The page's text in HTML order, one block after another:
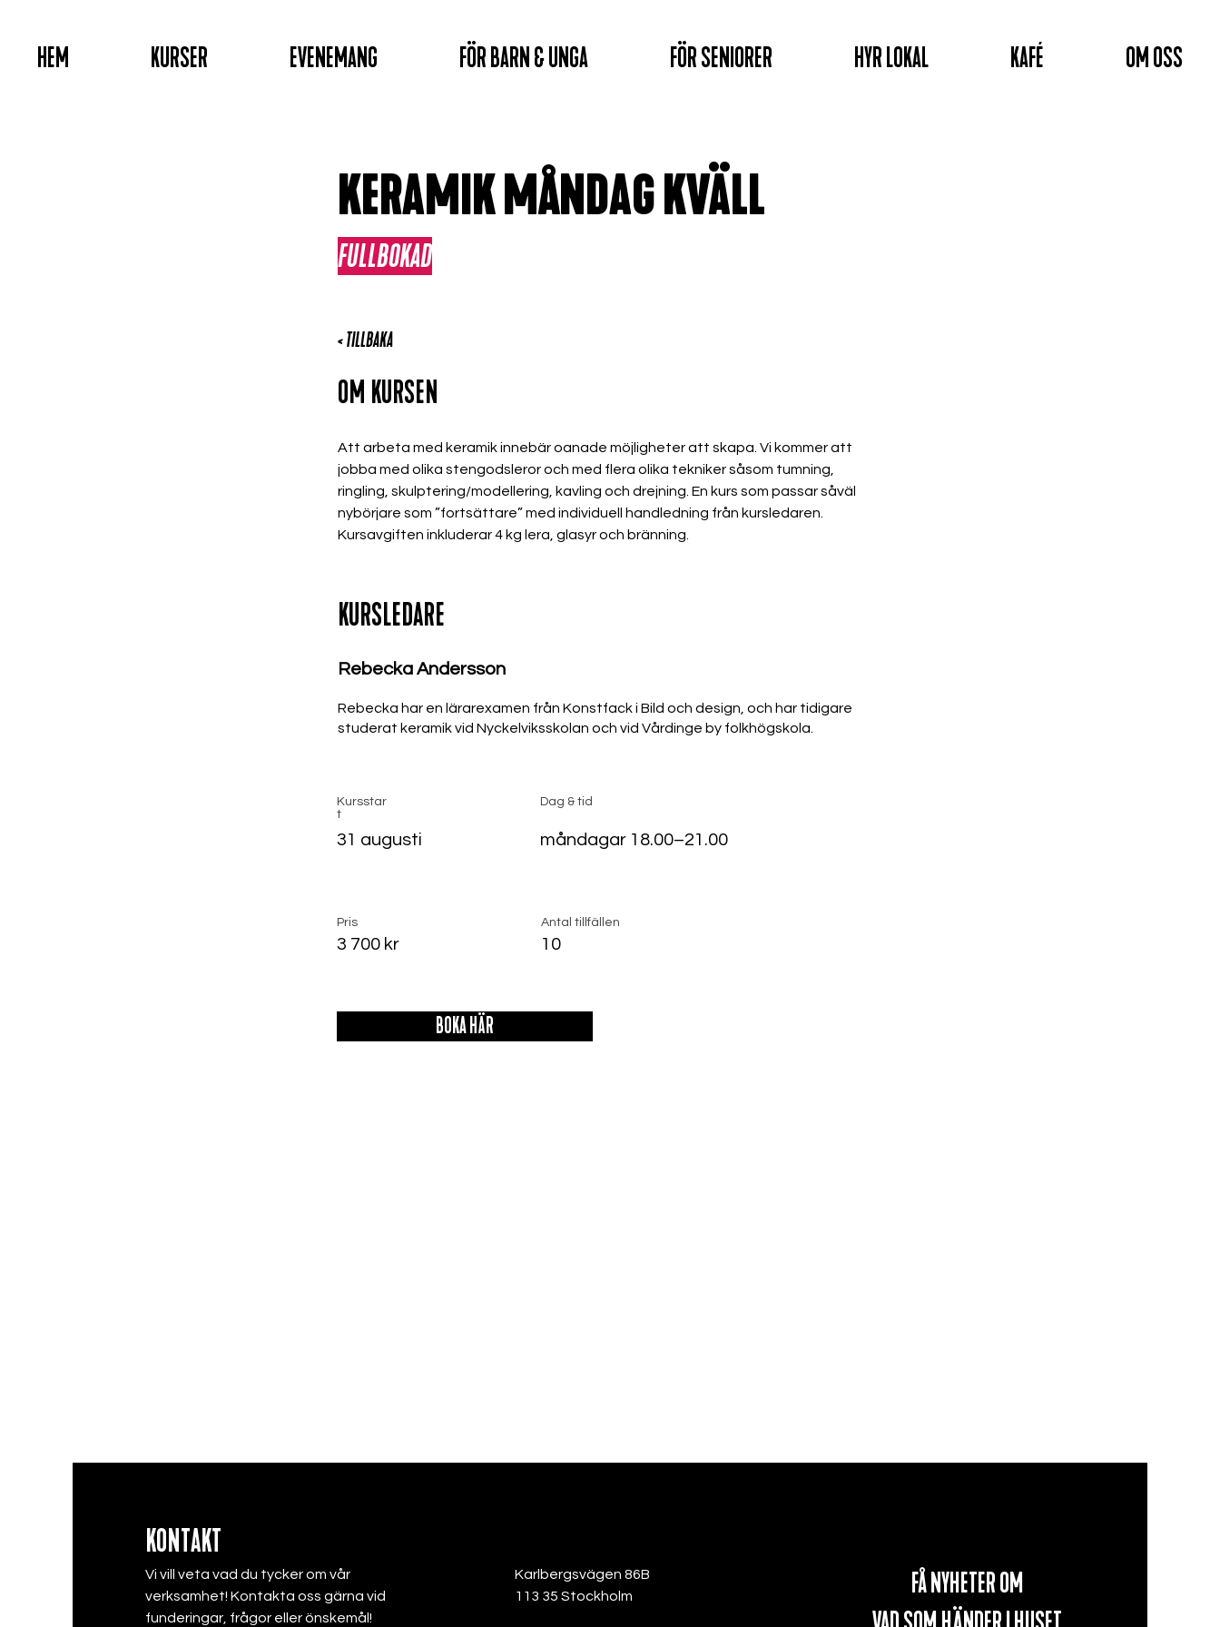
HEM KURSER EVENEMANG FÖR BARN & UNGA FÖR SENIORER HYR LOKAL KAFÉ OM OSS
KERAMIK MÅNDAG KVÄLL
FULLBOKAD
< TILLBAKA
OM KURSEN
Att arbeta med keramik innebär oanade möjligheter att skapa. Vi kommer att
jobba med olika stengodsleror och med flera olika tekniker såsom tumning,
ringling, skulptering/modellering, kavling och drejning. En kurs som passar såväl
nybörjare som ”fortsättare” med individuell handledning från kursledaren.
Kursavgiften inkluderar 4 kg lera, glasyr och bränning.
KURSLEDARE
Rebecka Andersson
Rebecka har en lärarexamen från Konstfack i Bild och design, och har tidigare
studerat keramik vid Nyckelviksskolan och vid Vårdinge by folkhögskola.
Kursstar
t
31 augusti
Pris
3 700 kr
Dag & tid
måndagar 18.00–21.00
Antal tillfällen
10
BOKA HÄR
KONTAKT
Vi vill veta vad du tycker om vår
verksamhet! Kontakta oss gärna vid
funderingar, frågor eller önskemål!
Karlbergsvägen 86B
113 35 Stockholm
FÅ NYHETER OM